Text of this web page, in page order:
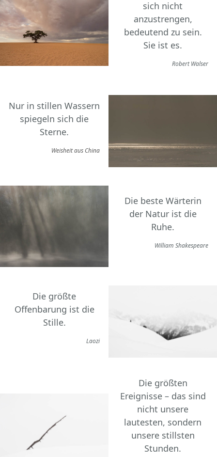
sich nicht
anzustrengen,
bedeutend zu sein.
Sie ist es.
Robert Walser
Nur in stillen Wassern
spiegeln sich die
Sterne.
Weisheit aus China
Die beste Wärterin
der Natur ist die
Ruhe.
William Shakespeare
Die größte
Offenbarung ist die
Stille.
Laozi
Die größten
Ereignisse – das sind
nicht unsere
lautesten, sondern
unsere stillsten
Stunden.